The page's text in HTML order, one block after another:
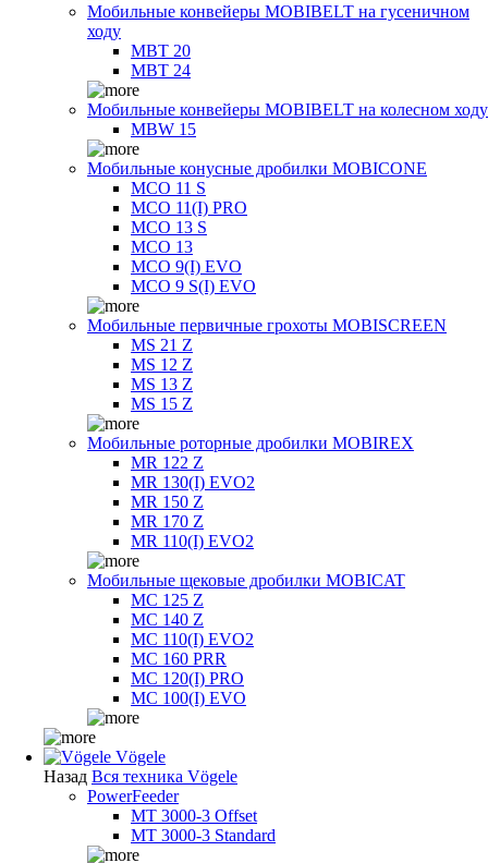
Мобильные конвейеры MOBIBELT на гусеничном
ходу
MBT 20
MBT 24
Мобильные конвейеры MOBIBELT на колесном ходу
MBW 15
Мобильные конусные дробилки MOBICONE
MCO 11 S
MCO 11(I) PRO
MCO 13 S
MCO 13
MCO 9(I) EVO
MCO 9 S(I) EVO
Мобильные первичные грохоты MOBISCREEN
MS 21 Z
MS 12 Z
MS 13 Z
MS 15 Z
Мобильные роторные дробилки MOBIREX
MR 122 Z
MR 130(I) EVO2
MR 150 Z
MR 170 Z
MR 110(I) EVO2
Мобильные щековые дробилки MOBICAT
MC 125 Z
MC 140 Z
MC 110(I) EVO2
MC 160 PRR
MC 120(I) PRO
MC 100(I) EVO
Vögele
Назад Вся техника Vögele
PowerFeeder
MT 3000-3 Offset
MT 3000-3 Standard